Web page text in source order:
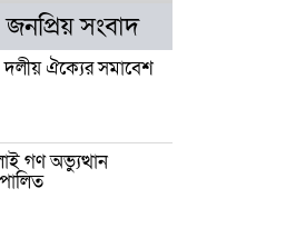
জনপ্রিয় সংবাদ
দলীয় ঐক্যের সমাবেশ
গণ অভ্যুত্থান